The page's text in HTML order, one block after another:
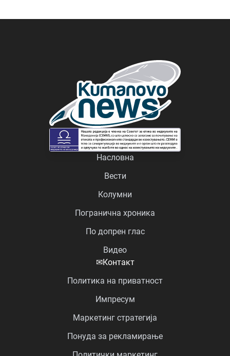
Насловна
Вести
Колумни
Погранична хроника
По допрен глас
Видео
✉Контакт
Политика на приватност
Импресум
Маркетинг стратегија
Понуда за рекламирање